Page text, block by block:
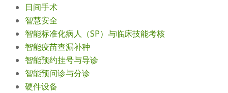
日间手术
智慧安全
智能标准化病人（SP）与临床技能考核
智能疫苗查漏补种
智能预约挂号与导诊
智能预问诊与分诊
硬件设备